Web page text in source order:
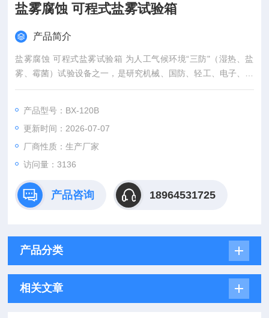
盐雾腐蚀 可程式盐雾试验箱
产品简介
盐雾腐蚀 可程式盐雾试验箱 为人工气候环境“三防"（湿热、盐
雾、霉菌）试验设备之一，是研究机械、国防、轻工、电子、轻
工电子、仪表等行业各种环境适应性和可靠性的一种重要盐雾试
境试验规程试验Ka:盐雾试验方法》做中性盐雾试验，同时也可
做醋酸盐雾试验。
产品型号：BX-120B
更新时间：2026-07-07
厂商性质：生产厂家
访问量：3136
产品咨询 18964531725
产品分类
相关文章